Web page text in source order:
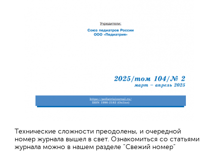
Технические сложности преодолены, и очередной
номер журнала вышел в свет. Ознакомиться со статьями
журнала можно в нашем разделе "Свежий номер"